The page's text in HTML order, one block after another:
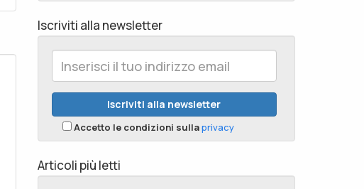
Iscriviti alla newsletter
Accetto le condizioni sullaprivacy
Articoli più letti